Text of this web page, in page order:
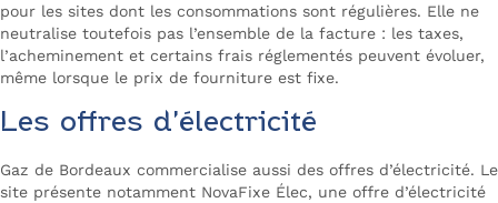
pour les sites dont les consommations sont régulières. Elle ne
neutralise toutefois pas l’ensemble de la facture : les taxes,
l’acheminement et certains frais réglementés peuvent évoluer,
même lorsque le prix de fourniture est fixe.
Les offres d’électricité
Gaz de Bordeaux commercialise aussi des offres d’électricité. Le
site présente notamment NovaFixe Élec, une offre d’électricité